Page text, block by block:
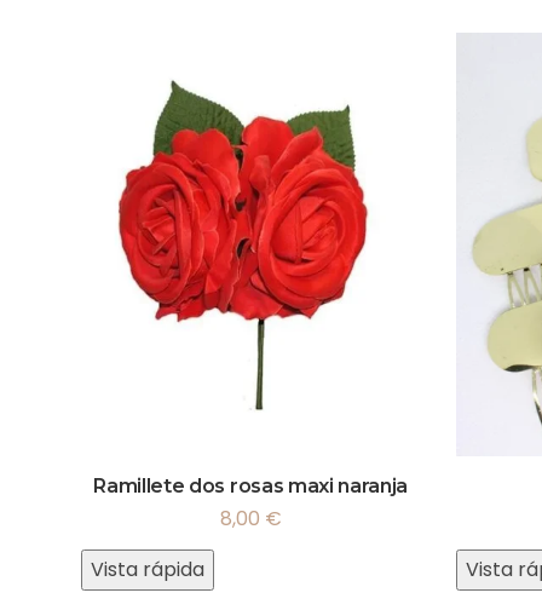
Ramillete dos rosas maxi naranja
8,00 €
Vista rápida
Vista